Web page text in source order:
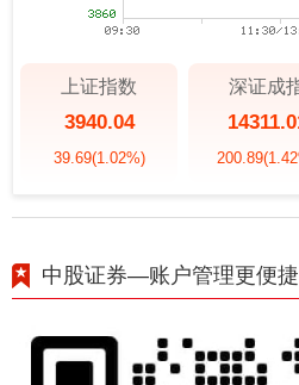
上证指数
3940.04
39.69(1.02%)
深证成
200.89
中股证券—账户管理更便捷